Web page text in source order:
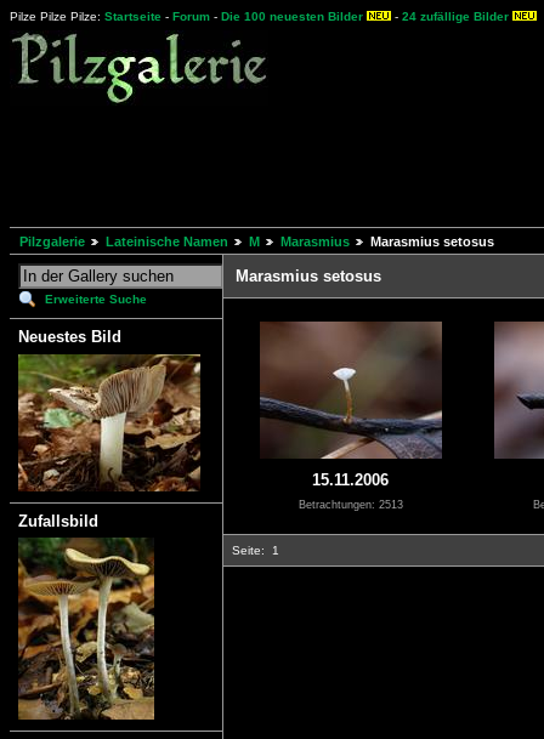
Pilze Pilze Pilze: Startseite - Forum - Die 100 neuesten Bilder - 24 zufällige Bilder
Pilzgalerie Lateinische Namen M Marasmius Marasmius setosus
Erweiterte Suche
Neuestes Bild
Zufallsbild
Marasmius setosus
15.11.2006
Betrachtungen: 2513
Seite: 1